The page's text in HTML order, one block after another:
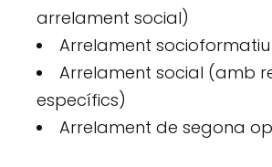
arrelament social)
Arrelament socioformatiu
Arrelament social (amb
específics)
Arrelament de segona